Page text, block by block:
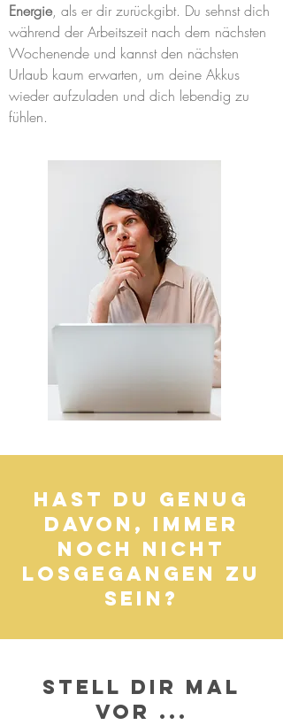
Energie, als er dir zurückgibt. Du sehnst dich
während der Arbeitszeit nach dem nächsten
Wochenende und kannst den nächsten
Urlaub kaum erwarten, um deine Akkus
wieder aufzuladen und dich lebendig zu
fühlen.
Hast du genug
davon, immer
noch nicht
Losgegangen zu
sein?
Stell dir mal
vor ...